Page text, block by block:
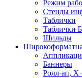
Режим
Стенды
Таблички
Таблички
Шильды
Баннеры
Ролл-ап,